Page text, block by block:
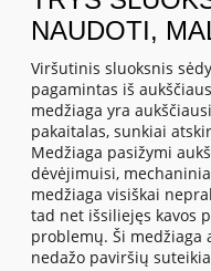
NAUDOTI,
Viršutinis sluoksnis
pagamintas iš
medžiaga yra
pakaitalas, sunkiai
Medžiaga pasižymi
dėvėjimuisi,
medžiaga visiškai
tad net išsiliejęs kavos
problemų. Ši medžiaga
nedažo paviršių